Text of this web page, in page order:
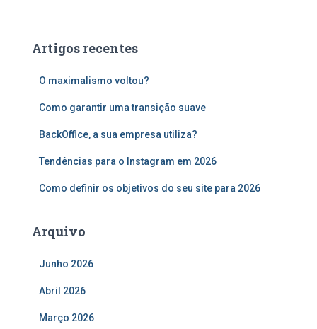
iArtigos recentes
O maximalismo voltou?
Como garantir uma transição suave
BackOffice, a sua empresa utiliza?
Tendências para o Instagram em 2026
Como definir os objetivos do seu site para 2026
Arquivo
Junho 2026
Abril 2026
Março 2026